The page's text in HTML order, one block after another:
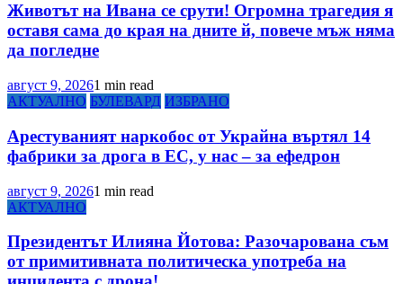
Животът на Ивана се срути! Огромна трагедия я
оставя сама до края на дните й, повече мъж няма
да погледне
август 9, 20261 min read
АКТУАЛНО БУЛЕВАРД ИЗБРАНО
Арестуваният наркобос от Украйна въртял 14
фабрики за дрога в ЕС, у нас – за ефедрон
август 9, 20261 min read
АКТУАЛНО
Президентът Илияна Йотова: Разочарована съм
от примитивната политическа употреба на